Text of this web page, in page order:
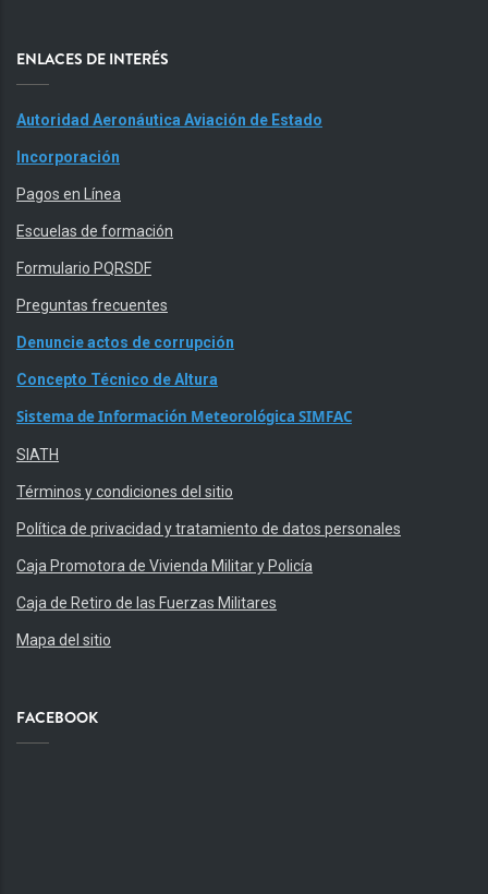
ENLACES DE INTERÉS
Autoridad Aeronáutica Aviación de Estado
Incorporación
Pagos en Línea
Escuelas de formación
Formulario PQRSDF
Preguntas frecuentes
Denuncie actos de corrupción
Concepto Técnico de Altura
Sistema de Información Meteorológica SIMFAC
SIATH
Términos y condiciones del sitio
Política de privacidad y tratamiento de datos personales
Caja Promotora de Vivienda Militar y Policía
Caja de Retiro de las Fuerzas Militares
Mapa del sitio
FACEBOOK